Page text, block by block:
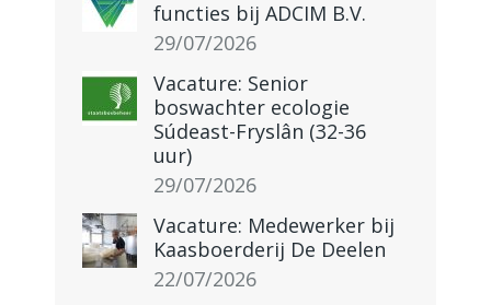
functies bij ADCIM B.V.
29/07/2026
Vacature: Senior
boswachter ecologie
Súdeast-Fryslân (32-36
uur)
29/07/2026
Vacature: Medewerker bij
Kaasboerderij De Deelen
22/07/2026